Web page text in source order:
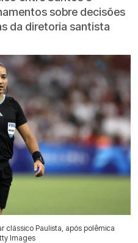
sobre decisões
da diretoria santista
clássico Paulista, após polêmica
Images